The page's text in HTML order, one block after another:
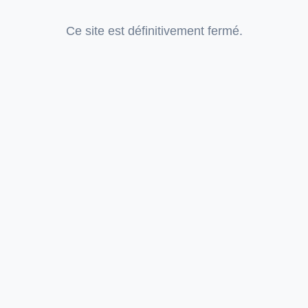
Ce site est définitivement fermé.